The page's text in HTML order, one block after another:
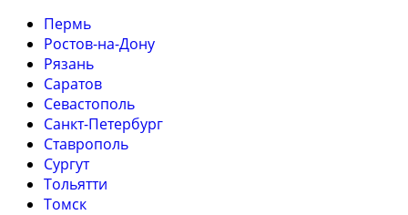
Пермь
Ростов-на-Дону
Рязань
Саратов
Севастополь
Санкт-Петербург
Ставрополь
Сургут
Тольятти
Томск